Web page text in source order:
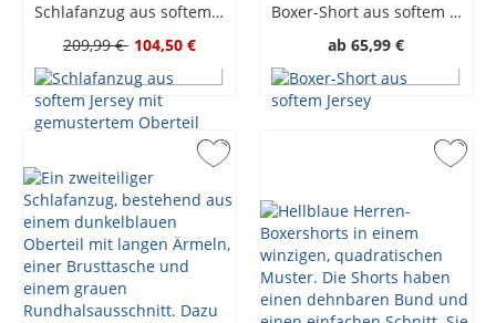
Schlafanzug aus softem Jersey mit gemustertem Oberteil
209,99 € 104,50 €
Boxer-Short aus softem Jersey
ab 65,99 €